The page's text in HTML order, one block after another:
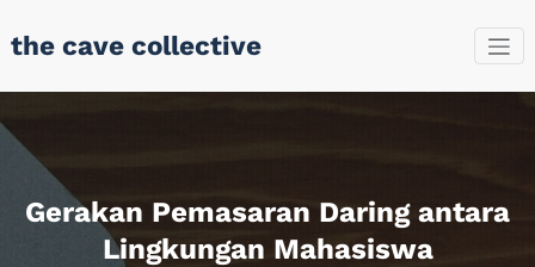
tothe cave collective
Gerakan Pemasaran Daring antara
Lingkungan Mahasiswa